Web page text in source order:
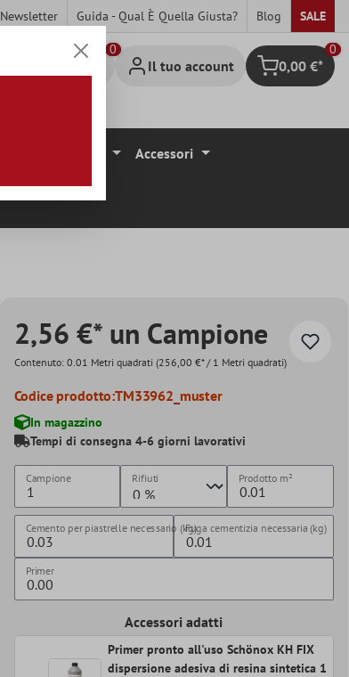
Newsletter Guida - Qual È Quella Giusta? Blog SALE
Il tuo account Carrello degli
0
0,00 €*
Accessori
2,56 €* un Campione
Contenuto: 0.01 Metri quadrati (256,00 €* / 1 Metri quadrati)
Codice prodotto:TM33962_muster
In magazzino
Tempi di consegna 4-6 giorni lavorativi
Campione Rifiuti Prodotto m²
Cemento per piastrelle necessario (kg)Fuga cementizia necessaria (kg)
Primer
Accessori adatti
Primer pronto all'uso Schönox KH FIX
dispersione adesiva di resina sintetica 1